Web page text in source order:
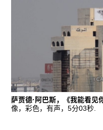
萨贾德·阿巴斯，《我能看见
像，彩色，有声，5分03秒.